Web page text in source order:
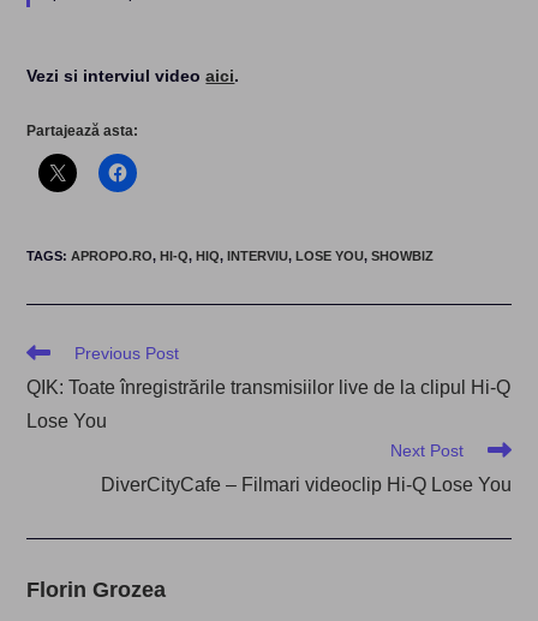
Vezi si interviul videoaici.
Partajează asta:
TAGS:APROPO.RO, HI-Q, HIQ, INTERVIU, LOSE YOU, SHOWBIZ
Read
articles
Previous Post
QIK: Toate înregistrările transmisiilor live de la clipul Hi-Q
Lose You
Next Post
DiverCityCafe – Filmari videoclip Hi-Q Lose You
Florin Grozea